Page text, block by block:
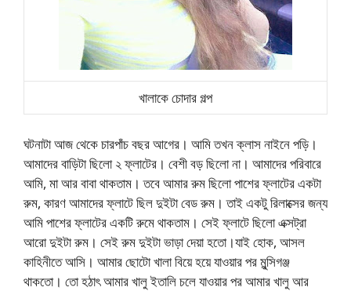
খালাকে চোদার গল্প
ঘটনাটা আজ থেকে চারপাঁচ বছর আগের। আমি তখন ক্লাস নাইনে পড়ি।
আমাদের বাড়িটা ছিলো ২ ফ্লাটের। বেশী বড় ছিলো না। আমাদের পরিবারে
আমি, মা আর বাবা থাকতাম। তবে আমার রুম ছিলো পাশের ফ্লাটের একটা
রুম, কারণ আমাদের ফ্লাটে ছিল দুইটা বেড রুম। তাই একটু রিলাক্সের জন্য
আমি পাশের ফ্লাটের একটি রুমে থাকতাম। সেই ফ্লাটে ছিলো এক্সট্রা
আরো দুইটা রুম। সেই রুম দুইটা ভাড়া দেয়া হতো।যাই হোক, আসল
কাহিনীতে আসি। আমার ছোটো খালা বিয়ে হয়ে যাওয়ার পর মুন্সিগঞ্জ
থাকতো। তো হঠাৎ আমার খালু ইতালি চলে যাওয়ার পর আমার খালু আর